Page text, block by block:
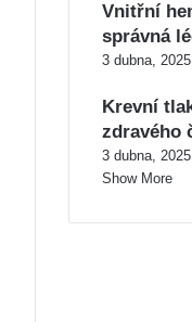
Vnitřní
správná
3 dubna, 2025
Krevní
zdravého
3 dubna, 2025
Show More